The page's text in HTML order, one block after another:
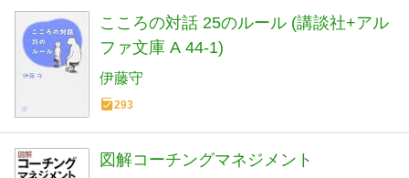
こころの対話 25のルール (講談社+アル
ファ文庫 A 44-1)
伊藤守
293
図解コーチングマネジメント